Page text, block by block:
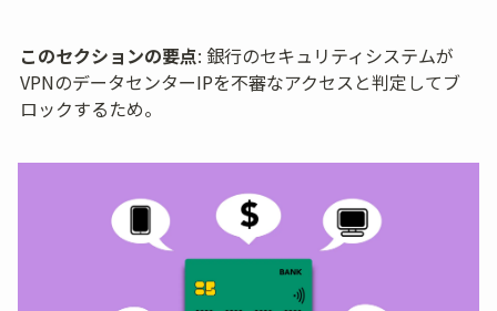
このセクションの要点: 銀行のセキュリティシステムが
VPNのデータセンターIPを不審なアクセスと判定してブ
ロックするため。